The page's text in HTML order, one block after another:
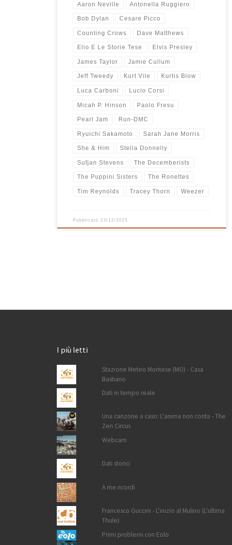
Aaron Neville Antonella Ruggiero
Bob Dylan Cesare Picco
Counting Crows Dave Matthews
Elio E Le Storie Tese Elvis Presley
James Taylor Jamie Cullum
Jeff Tweedy Kurt Vile Kurtis Blow
Luca Carboni Lucio Corsi
Micah P. Hinson Paolo Fresu
Pearl Jam Run-DMC
Ryuichi Sakamoto Sarah Jane Morris
She & Him Stella Donnelly
Sufjan Stevens The Decemberists
The Puppini Sisters The Ronettes
Tim Reynolds Tracey Thorn Weezer
Pubblicato 23/12/2025
I più letti
Stazione Meteo Montese (MO) - Casa
Bastiano
Dati in tempo reale
Una canzone a caso: L'anima non conta - The
Zen Circus
Webcam
Dati storici
A me ricordi
Francesco Guccini - L'inizio al Mulino (L'ultima
Thule)
Primi problemi con Eolo